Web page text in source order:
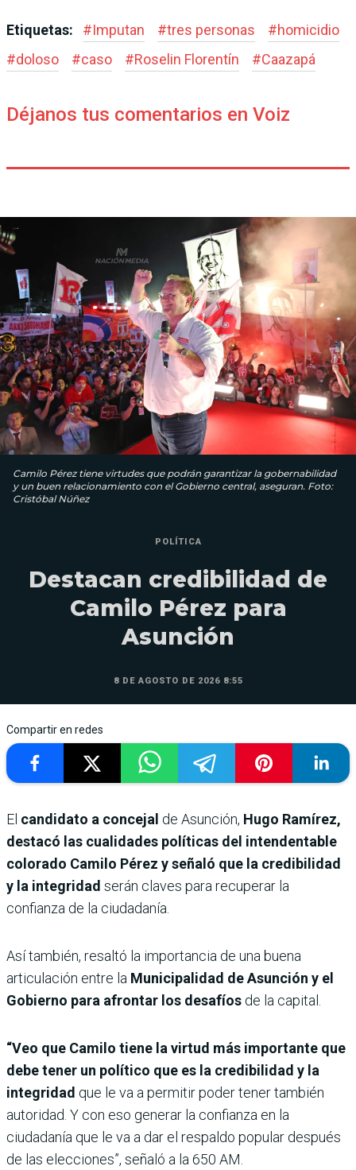
Etiquetas: #Imputan #tres personas #homicidio
#doloso #caso #Roselin Florentín #Caazapá
Déjanos tus comentarios en Voiz
Camilo Pérez tiene virtudes que podrán garantizar la gobernabilidad
y un buen relacionamiento con el Gobierno central, aseguran. Foto:
Cristóbal Núñez
POLÍTICA
Destacan credibilidad de
Camilo Pérez para
Asunción
8 DE AGOSTO DE 2026 8:55
Compartir en redes
El candidato a concejal de Asunción, Hugo Ramírez,
destacó las cualidades políticas del intendentable
colorado Camilo Pérez y señaló que la credibilidad
y la integridad serán claves para recuperar la
confianza de la ciudadanía.
Así también, resaltó la importancia de una buena
articulación entre la Municipalidad de Asunción y el
Gobierno para afrontar los desafíos de la capital.
“Veo que Camilo tiene la virtud más importante que
debe tener un político que es la credibilidad y la
integridad que le va a permitir poder tener también
autoridad. Y con eso generar la confianza en la
ciudadanía que le va a dar el respaldo popular después
de las elecciones”, señaló a la 650 AM.